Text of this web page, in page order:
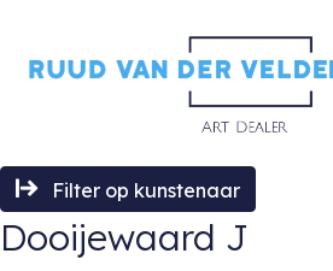
Filter op kunstenaar
Dooijewaard J